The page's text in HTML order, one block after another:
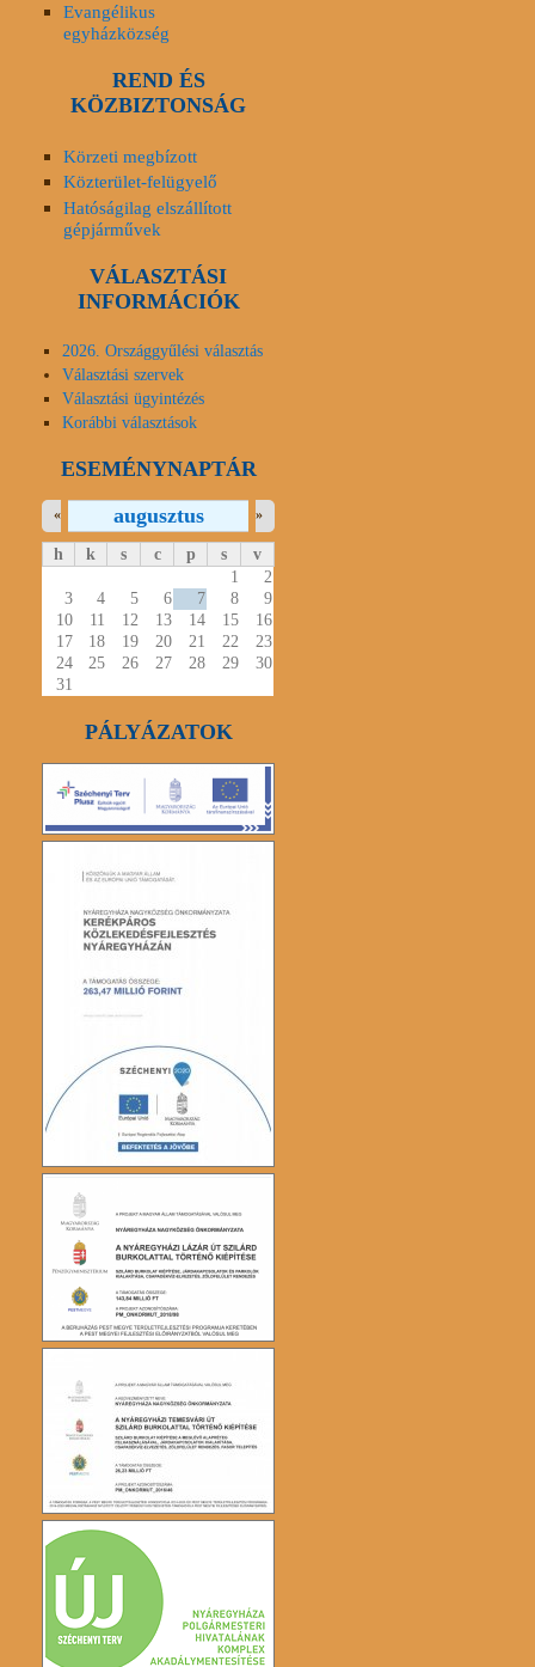
Evangélikus
egyházközség
REND ÉS
KÖZBIZTONSÁG
Körzeti megbízott
Közterület-felügyelő
Hatóságilag elszállított
gépjárművek
VÁLASZTÁSI
INFORMÁCIÓK
2026. Országgyűlési választás
Választási szervek
Választási ügyintézés
Korábbi választások
ESEMÉNYNAPTÁR
augusztus
« »
h k s c p s
v
1
2
3
4 5 6 7 8
9
10
11 12 13 14 15
16
17
18 19 20 21 22
23
24
25 26 27 28 29
30
31
PÁLYÁZATOK